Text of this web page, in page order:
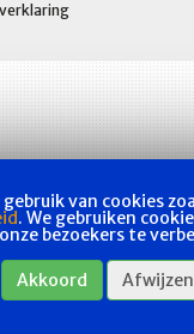
gebruik van cookies
. We gebruiken
bezoekers te
Akkoord Afwijzen